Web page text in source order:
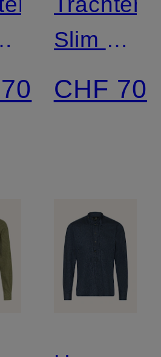
Slim Fit
mit
CHF 70